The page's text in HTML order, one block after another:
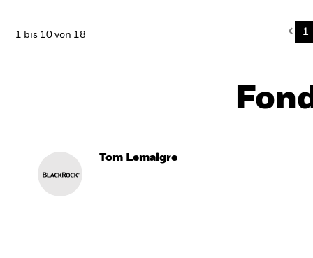
1 bis 10 von 18 1
Tom Lemaigre